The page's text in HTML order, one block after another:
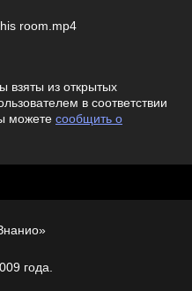
room.mp4
взяты из открытых
в соответствии
можете сообщить о
года.